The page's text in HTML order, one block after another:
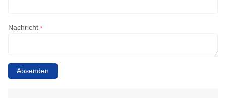
Nachricht*
Absenden